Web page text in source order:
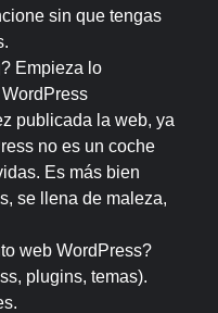
sin que tengas
Empieza lo
publicada la web, ya
no es un coche
Es más bien
se llena de maleza,
web WordPress?
plugins, temas).